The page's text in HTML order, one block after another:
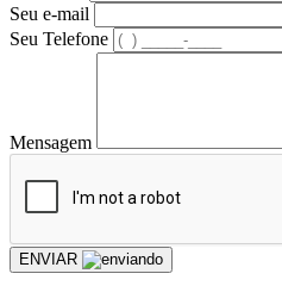
Seu e-mail
Seu Telefone
Mensagem
ENVIAR